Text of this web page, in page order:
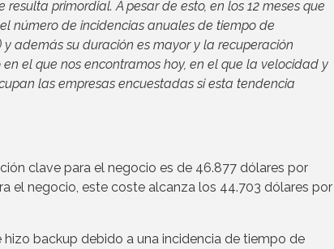
primordial. A pesar de esto, en los 12 meses que
número de incidencias anuales de tiempo de
además su duración es mayor y la recuperación
el que nos encontramos hoy, en el que la velocidad y
las empresas encuestadas si esta tendencia
clave para el negocio es de 46.877 dólares por
el negocio, este coste alcanza los 44.703 dólares por
backup debido a una incidencia de tiempo de